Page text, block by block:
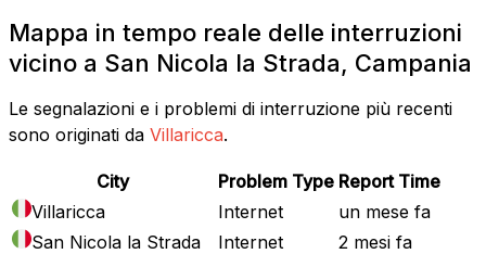
Mappa in tempo reale delle interruzioni
vicino a San Nicola la Strada, Campania
Le segnalazioni e i problemi di interruzione più recenti
sono originati da Villaricca.
City Problem Type Report Time
Villaricca
Internet
un mese fa
San Nicola la Strada
Internet
2 mesi fa